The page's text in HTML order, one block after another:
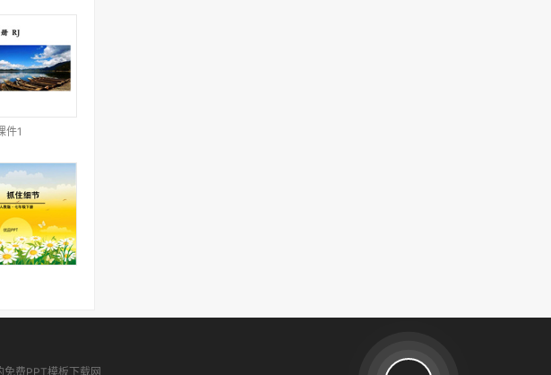
件1
费PPT模板下载网